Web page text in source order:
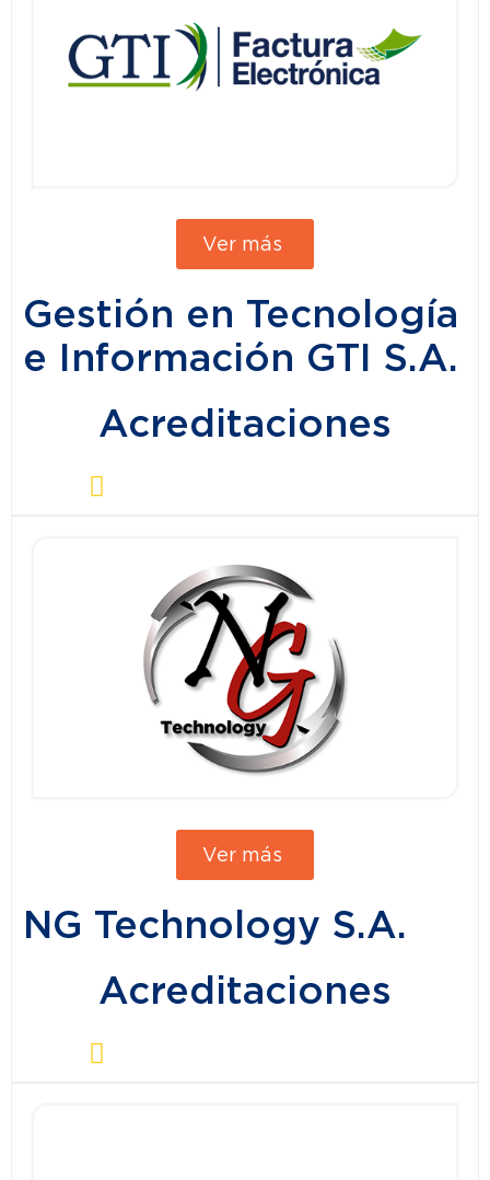
Ver más
Gestión en Tecnología
e Información GTI S.A.
Acreditaciones
Ver más
NG Technology S.A.
Acreditaciones